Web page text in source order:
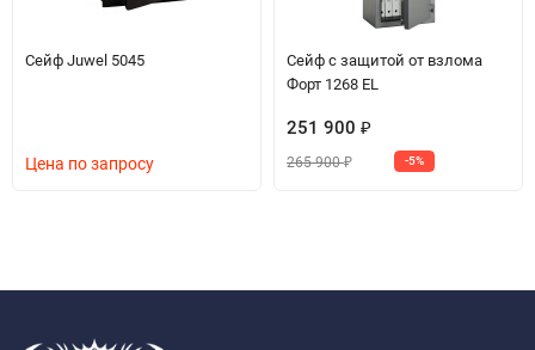
Сейф Juwel 5045
Цена по запросу
Сейф с защитой от взлома
Форт 1268 EL
251 900 ₽
265 900₽ -5%